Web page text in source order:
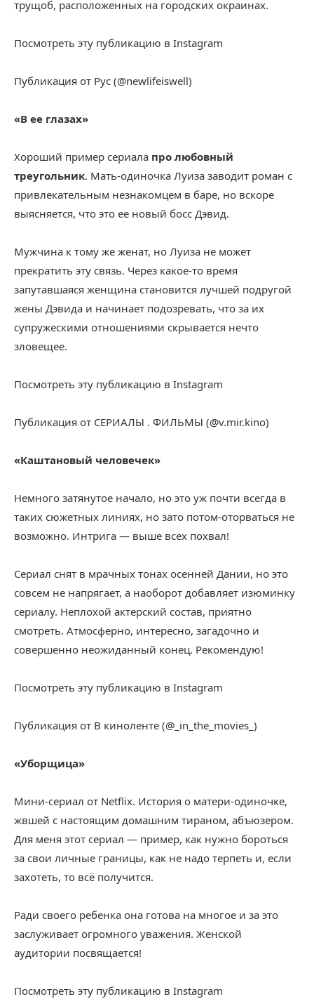
трущоб, расположенных на городских окраинах.
Посмотреть эту публикацию в Instagram
Публикация от Рус (@newlifeiswell)
«В ее глазах»
Хороший пример сериала про любовный
треугольник. Мать-одиночка Луиза заводит роман с
привлекательным незнакомцем в баре, но вскоре
выясняется, что это ее новый босс Дэвид.
Мужчина к тому же женат, но Луиза не может
прекратить эту связь. Через какое-то время
запутавшаяся женщина становится лучшей подругой
жены Дэвида и начинает подозревать, что за их
супружескими отношениями скрывается нечто
зловещее.
Посмотреть эту публикацию в Instagram
Публикация от СЕРИАЛЫ . ФИЛЬМЫ (@v.mir.kino)
«Каштановый человечек»
Немного затянутое начало, но это уж почти всегда в
таких сюжетных линиях, но зато потом-оторваться не
возможно. Интрига — выше всех похвал!
Сериал снят в мрачных тонах осенней Дании, но это
совсем не напрягает, а наоборот добавляет изюминку
сериалу. Неплохой актерский состав, приятно
смотреть. Атмосферно, интересно, загадочно и
совершенно неожиданный конец. Рекомендую!
Посмотреть эту публикацию в Instagram
Публикация от В киноленте (@_in_the_movies_)
«Уборщица»
Мини-сериал от Netflix. История о матери-одиночке,
жвшей с настоящим домашним тираном, абъюзером.
Для меня этот сериал — пример, как нужно бороться
за свои личные границы, как не надо терпеть и, если
захотеть, то всё получится.
Ради своего ребенка она готова на многое и за это
заслуживает огромного уважения. Женской
аудитории посвящается!
Посмотреть эту публикацию в Instagram